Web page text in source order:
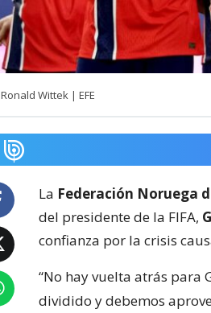
Ronald Wittek | EFE
La Federación Noruega
del presidente de la FIFA,
confianza por la crisis
“No hay vuelta atrás
dividido y debemos